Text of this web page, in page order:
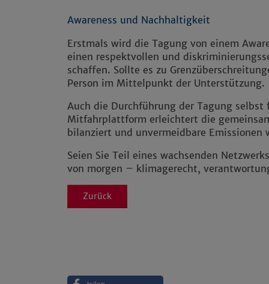
Awareness und Nachhaltigkeit
Erstmals wird die Tagung von einem
einen respektvollen und
schaffen. Sollte es zu
Person im Mittelpunkt der Unterstützung.
Auch die Durchführung der Tagung
Mitfahrplattform erleichtert die
bilanziert und unvermeidbare Emissionen
Seien Sie Teil eines wachsenden
von morgen – klimagerecht,
Zurück